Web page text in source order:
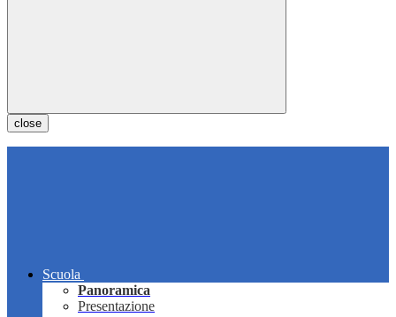
close
Scuola
Panoramica
Presentazione